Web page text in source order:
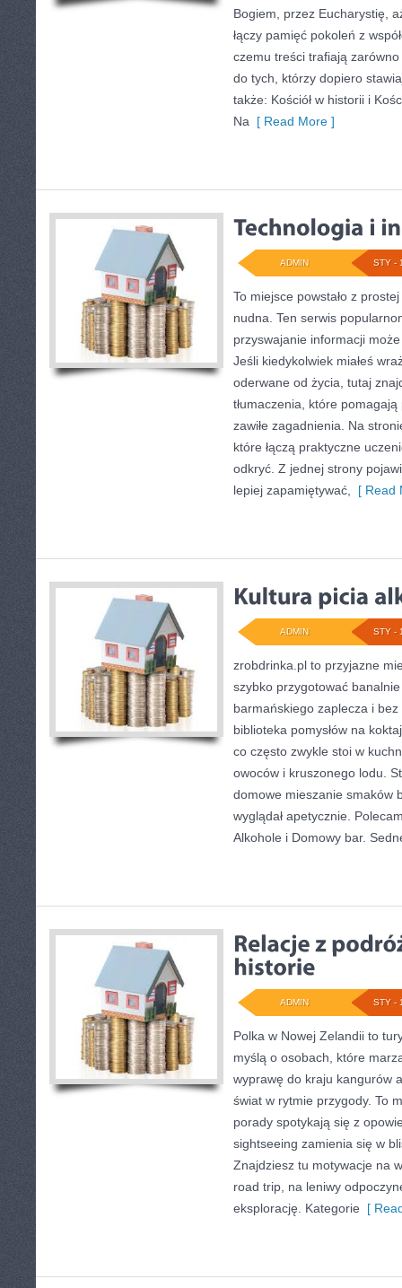
Bogiem, przez Eucharystię,
łączy pamięć pokoleń z
czemu treści trafiają
do tych, którzy dopiero
także: Kościół w historii i
Na [ Read More ]
STY -
ADMIN
To miejsce powstało z
nudna. Ten serwis
przyswajanie informacji
Jeśli kiedykolwiek miałeś
oderwane od życia, tutaj
tłumaczenia, które
zawiłe zagadnienia. Na
które łączą praktyczne
odkryć. Z jednej strony
lepiej zapamiętywać,
[ Read
STY -
ADMIN
zrobdrinka.pl to przyjazne
szybko przygotować
barmańskiego zaplecza i bez
biblioteka pomysłów na
co często zwykle stoi w
owoców i kruszonego lodu.
domowe mieszanie smaków
wyglądał apetycznie.
Alkohole i Domowy bar.
STY -
ADMIN
Polka w Nowej Zelandii to
myślą o osobach, które
wyprawę do kraju kangurów
świat w rytmie przygody. To
porady spotykają się z
sightseeing zamienia się w
Znajdziesz tu motywacje na
road trip, na leniwy
eksplorację. Kategorie [